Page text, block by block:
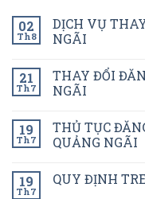
02
Th8
DỊCH VỤ
NGÃI
21
Th7
THAY ĐỔI
NGÃI
19
Th7
THỦ TỤC
QUẢNG NGÃI
19
Th7
QUY ĐỊNH